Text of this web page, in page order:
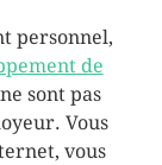
personnel,
de
sont pas
Vous
vous